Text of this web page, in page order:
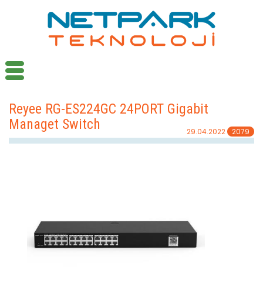
Reyee RG-ES224GC 24PORT Gigabit
Managet Switch
29.04.2022 2079